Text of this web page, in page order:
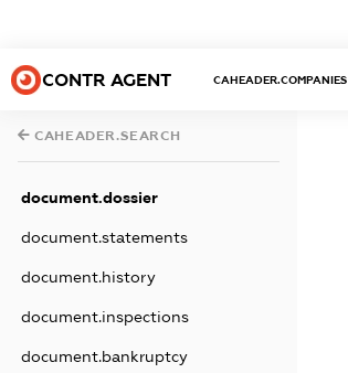
CONTR AGENT CAHEADER.COMPANIES
CAHEADER.SEARCH
document.dossier
document.statements
document.history
document.inspections
document.bankruptcy